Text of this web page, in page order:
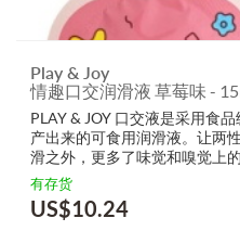
Play & Joy
情趣口交润滑液 草莓味 -
PLAY & JOY 口交液是采用食
产出来的可食用润滑液。让两
滑之外，更多了味觉和嗅觉上
的任何部位，帮助你探索另一
程。 成分: 果胶、柠...
有存货
US$10.24